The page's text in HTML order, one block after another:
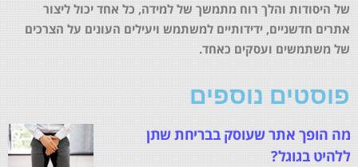
של היסודות והלך רוח מתמשך של למידה, כל אחד יכול ליצור
אתרים חדשניים, ידידותיים למשתמש ויעילים העונים על הצרכים
של משתמשים ועסקים כאחד.
פוסטים נוספים
מה הופך אתר שעוסק בבריחת שתן
ללהיט בגוגל?